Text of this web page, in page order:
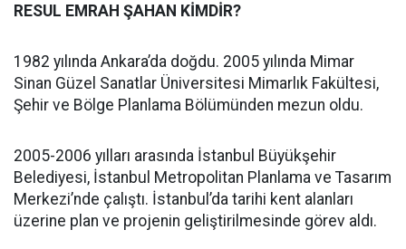
RESUL EMRAH ŞAHAN KİMDİR?
1982 yılında Ankara’da doğdu. 2005 yılında Mimar
Sinan Güzel Sanatlar Üniversitesi Mimarlık Fakültesi,
Şehir ve Bölge Planlama Bölümünden mezun oldu.
2005-2006 yılları arasında İstanbul Büyükşehir
Belediyesi, İstanbul Metropolitan Planlama ve Tasarım
Merkezi’nde çalıştı. İstanbul’da tarihi kent alanları
üzerine plan ve projenin geliştirilmesinde görev aldı.